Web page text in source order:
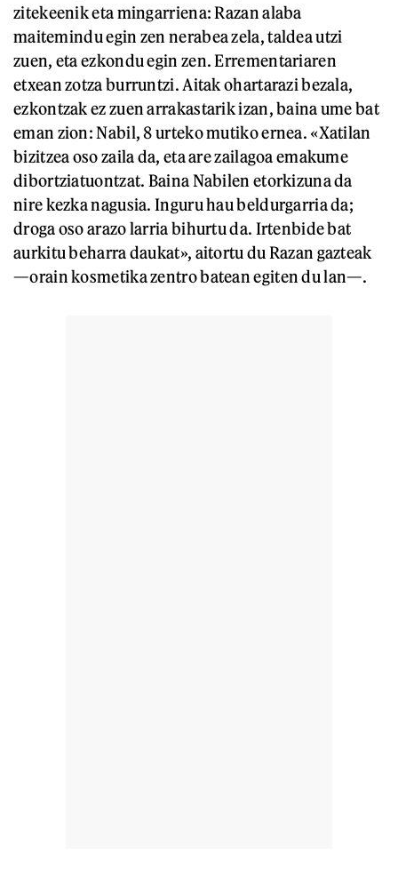
zitekeenik eta mingarriena: Razan alaba
maitemindu egin zen nerabea zela, taldea utzi
zuen, eta ezkondu egin zen. Errementariaren
etxean zotza burruntzi. Aitak ohartarazi bezala,
ezkontzak ez zuen arrakastarik izan, baina ume bat
eman zion: Nabil, 8 urteko mutiko ernea. «Xatilan
bizitzea oso zaila da, eta are zailagoa emakume
dibortziatuontzat. Baina Nabilen etorkizuna da
nire kezka nagusia. Inguru hau beldurgarria da;
droga oso arazo larria bihurtu da. Irtenbide bat
aurkitu beharra daukat», aitortu du Razan gazteak
—orain kosmetika zentro batean egiten du lan—.